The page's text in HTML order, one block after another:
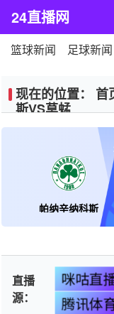
24直播网
篮球新闻 足球新闻
现在的位置： 首
斯VS草蜢
帕纳辛纳科斯
直播
源：
咪咕直
腾讯体